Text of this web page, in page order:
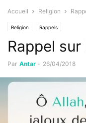
Accueil Religion
Religion Rappels
Rappel
Par Antar - 26/04/2018